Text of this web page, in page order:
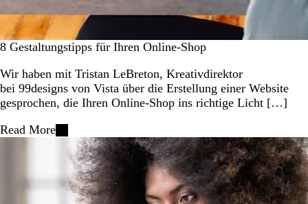
8 Gestaltungstipps für Ihren Online-Shop
Wir haben mit Tristan LeBreton, Kreativdirektor
bei 99designs von Vista über die Erstellung einer Website
gesprochen, die Ihren Online-Shop ins richtige Licht […]
Read More